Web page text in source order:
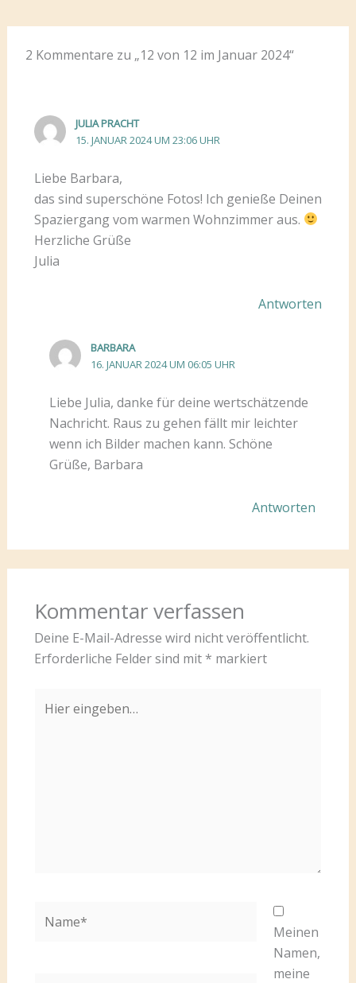
2 Kommentare zu „12 von 12 im Januar 2024“
JULIA PRACHT
15. JANUAR 2024 UM 23:06 UHR
Liebe Barbara,
das sind superschöne Fotos! Ich genieße Deinen
Spaziergang vom warmen Wohnzimmer aus.
Herzliche Grüße
Julia
Antworten
BARBARA
16. JANUAR 2024 UM 06:05 UHR
Liebe Julia, danke für deine wertschätzende
Nachricht. Raus zu gehen fällt mir leichter
wenn ich Bilder machen kann. Schöne
Grüße, Barbara
Antworten
Kommentar verfassen
Deine E-Mail-Adresse wird nicht veröffentlicht.
Erforderliche Felder sind mit * markiert
eingeben…
Meinen
Namen,
meine